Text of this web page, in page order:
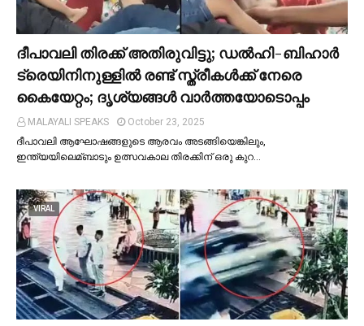
ദീപാവലി തിരക്ക് അതിരുവിട്ടു; ഡല്‍ഹി-ബിഹാര്‍
ട്രെയിനിനുള്ളില്‍ രണ്ട് സ്ത്രീകള്‍ക്ക് നേരെ
കൈയേറ്റം; ദൃശ്യങ്ങള്‍ വാർത്തയോടൊപ്പം
MALAYALI SPEAKS
October 23, 2025
ദീപാവലി ആഘോഷങ്ങളുടെ ആരവം അടങ്ങിയെങ്കിലും,
ഇന്ത്യയിലെമ്ബാടും ഉത്സവകാല തിരക്കിന് ഒരു കുറ…
VIRAL